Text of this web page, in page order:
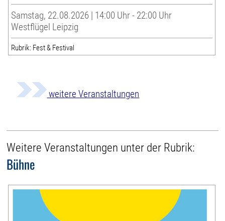
Samstag, 22.08.2026 | 14:00 Uhr - 22:00 Uhr
Westflügel Leipzig
Rubrik: Fest & Festival
weitere Veranstaltungen
Weitere Veranstaltungen unter der Rubrik:
Bühne